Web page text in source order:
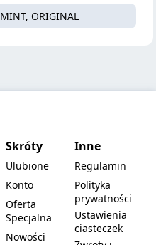
MINT, ORIGINAL
Skróty
Ulubione
Konto
Oferta
Specjalna
Nowości
Inne
Regulamin
Polityka
prywatności
Ustawienia
ciasteczek